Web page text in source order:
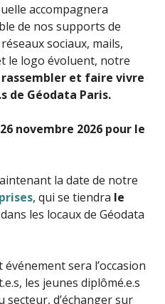
accompagnera
de nos supports de
sociaux, mails,
le logo évoluent, notre
rassembler et faire vivre
de Géodata Paris.
novembre 2026 pour le
la date de notre
, qui se tiendra le
dans les locaux de Géodata
sera l’occasion
les jeunes diplômé.e.s
secteur, d’échanger sur